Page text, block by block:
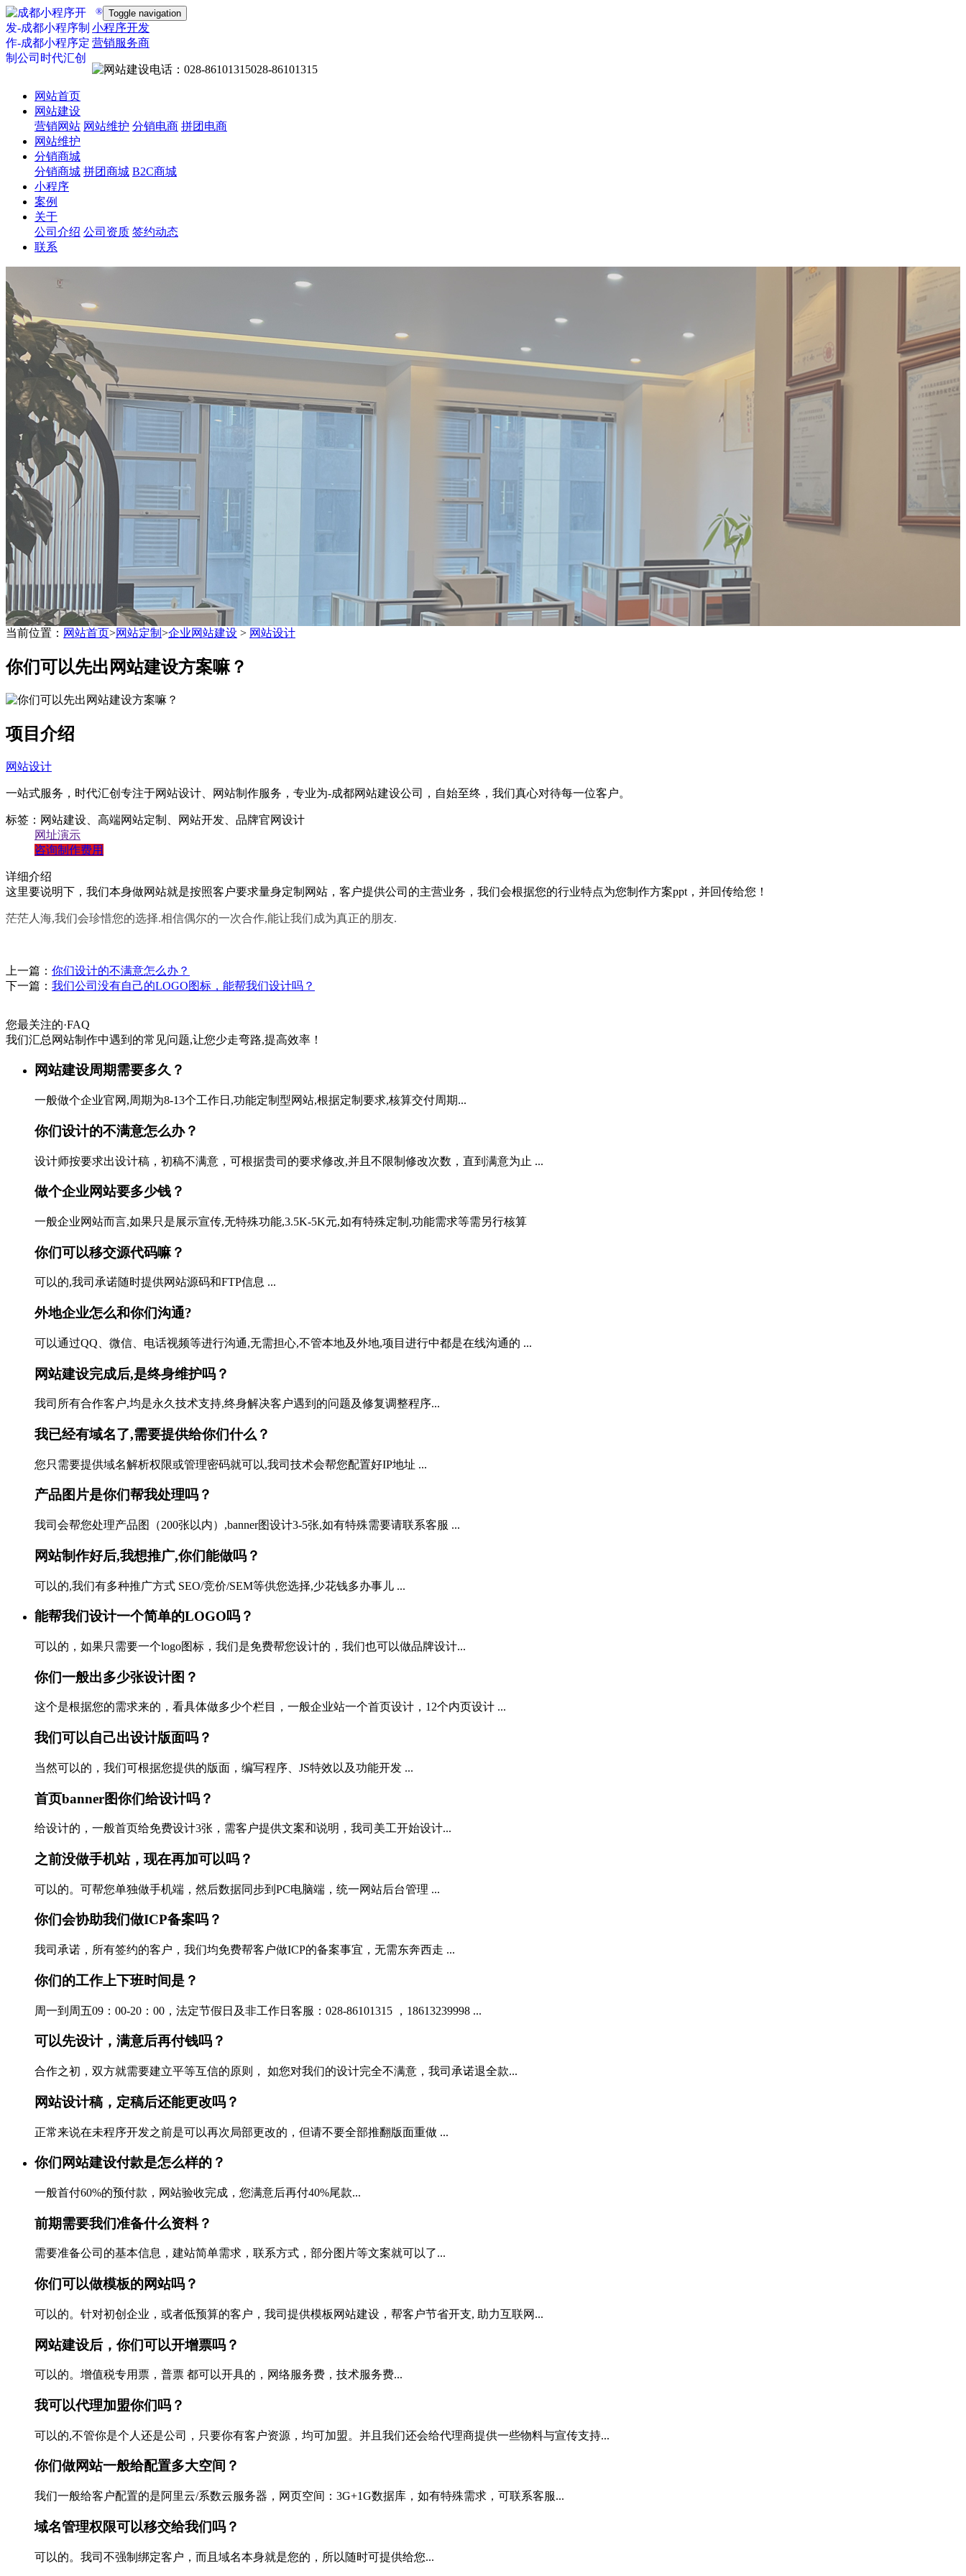
Toggle navigation
®
小程序开发
营销服务商
028-86101315
网站首页
网站建设
营销网站 网站维护 分销电商 拼团电商
网站维护
分销商城
分销商城 拼团商城 B2C商城
小程序
案例
关于
公司介绍 公司资质 签约动态
联系
带后台管理系统
自主研发系统,易维护
当前位置： 网站首页>网站定制 >企业网站建设 > 网站设计
你们可以先出网站建设方案嘛？
项目介绍
网站设计
一站式服务，时代汇创专注于网站设计、网站制作服务，专业为-成都网站建设公司，自始至终，我们真心对待每一位客户。
标签：网站建设、高端网站定制、网站开发、品牌官网设计
网址演示
咨询制作费用
详细介绍
这里要说明下，我们本身做网站就是按照客户要求量身定制网站，客户提供公司的主营业务，我们会根据您的行业特点为您制作方案ppt，并回传给您！
茫茫人海,我们会珍惜您的选择.相信偶尔的一次合作,能让我们成为真正的朋友.
上一篇： 你们设计的不满意怎么办？
下一篇： 我们公司没有自己的LOGO图标，能帮我们设计吗？
您最关注的·FAQ
我们汇总网站制作中遇到的常见问题,让您少走弯路,提高效率！
网站建设周期需要多久？
一般做个企业官网,周期为8-13个工作日,功能定制型网站,根据定制要求,核算交付周期...
你们设计的不满意怎么办？
设计师按要求出设计稿，初稿不满意，可根据贵司的要求修改,并且不限制修改次数，直到满意为止 ...
做个企业网站要多少钱？
一般企业网站而言,如果只是展示宣传,无特殊功能,3.5K-5K元,如有特殊定制,功能需求等需另行核算
你们可以移交源代码嘛？
可以的,我司承诺随时提供网站源码和FTP信息 ...
外地企业怎么和你们沟通?
可以通过QQ、微信、电话视频等进行沟通,无需担心,不管本地及外地,项目进行中都是在线沟通的 ...
网站建设完成后,是终身维护吗？
我司所有合作客户,均是永久技术支持,终身解决客户遇到的问题及修复调整程序...
我已经有域名了,需要提供给你们什么？
您只需要提供域名解析权限或管理密码就可以,我司技术会帮您配置好IP地址 ...
产品图片是你们帮我处理吗？
我司会帮您处理产品图（200张以内）,banner图设计3-5张,如有特殊需要请联系客服 ...
网站制作好后,我想推广,你们能做吗？
可以的,我们有多种推广方式 SEO/竞价/SEM等供您选择,少花钱多办事儿 ...
能帮我们设计一个简单的LOGO吗？
可以的，如果只需要一个logo图标，我们是免费帮您设计的，我们也可以做品牌设计...
你们一般出多少张设计图？
这个是根据您的需求来的，看具体做多少个栏目，一般企业站一个首页设计，12个内页设计 ...
我们可以自己出设计版面吗？
当然可以的，我们可根据您提供的版面，编写程序、JS特效以及功能开发 ...
首页banner图你们给设计吗？
给设计的，一般首页给免费设计3张，需客户提供文案和说明，我司美工开始设计...
之前没做手机站，现在再加可以吗？
可以的。可帮您单独做手机端，然后数据同步到PC电脑端，统一网站后台管理 ...
你们会协助我们做ICP备案吗？
我司承诺，所有签约的客户，我们均免费帮客户做ICP的备案事宜，无需东奔西走 ...
你们的工作上下班时间是？
周一到周五09：00-20：00，法定节假日及非工作日客服：028-86101315 ，18613239998 ...
可以先设计，满意后再付钱吗？
合作之初，双方就需要建立平等互信的原则， 如您对我们的设计完全不满意，我司承诺退全款...
网站设计稿，定稿后还能更改吗？
正常来说在未程序开发之前是可以再次局部更改的，但请不要全部推翻版面重做 ...
你们网站建设付款是怎么样的？
一般首付60%的预付款，网站验收完成，您满意后再付40%尾款...
前期需要我们准备什么资料？
需要准备公司的基本信息，建站简单需求，联系方式，部分图片等文案就可以了...
你们可以做模板的网站吗？
可以的。针对初创企业，或者低预算的客户，我司提供模板网站建设，帮客户节省开支, 助力互联网...
网站建设后，你们可以开增票吗？
可以的。增值税专用票，普票 都可以开具的，网络服务费，技术服务费...
我可以代理加盟你们吗？
可以的,不管你是个人还是公司，只要你有客户资源，均可加盟。并且我们还会给代理商提供一些物料与宣传支持...
你们做网站一般给配置多大空间？
我们一般给客户配置的是阿里云/系数云服务器，网页空间：3G+1G数据库，如有特殊需求，可联系客服...
域名管理权限可以移交给我们吗？
可以的。我司不强制绑定客户，而且域名本身就是您的，所以随时可提供给您...